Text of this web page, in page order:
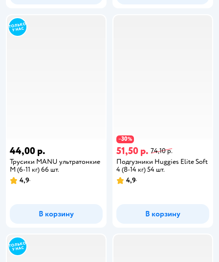
44,00 р.
Трусики MANU ультратонкие
M (6-11 кг) 66 шт.
4,9
В корзину
−30%
51,50 р. 74,10 р.
Подгузники Huggies Elite Soft
4 (8-14 кг) 54 шт.
4,9
В корзину